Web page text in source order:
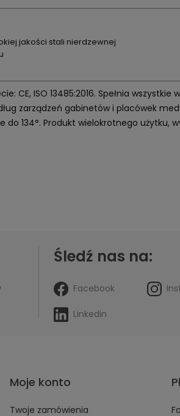
jakości stali nierdzewnej
CE, ISO 13485:2016. Spełnia wszystkie
zarządzeń gabinetów i placówek
do 134°. Produkt wielokrotnego użytku,
Śledź nas na:
Facebook
Linkedin
Moje konto
Twoje zamówienia